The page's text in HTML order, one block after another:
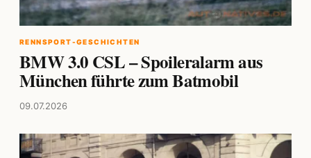
RENNSPORT-GESCHICHTEN
BMW 3.0 CSL – Spoileralarm aus
München führte zum Batmobil
09.07.2026